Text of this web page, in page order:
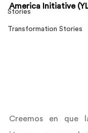
Stories
Transformation Stories
America Initiative
Creemos en que